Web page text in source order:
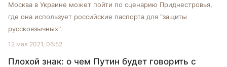
Москва в Украине может пойти по сценарию Приднестровья,
где она использует российские паспорта для "защиты
русскоязычных".
12 мая 2021, 06:52
Плохой знак: о чем Путин будет говорить с